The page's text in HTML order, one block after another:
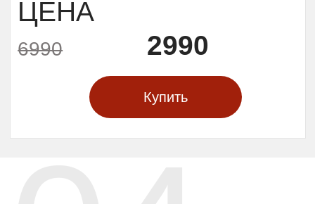
экскурсии и все это вы можете
смотреть и слушать в рамках
ограничений!